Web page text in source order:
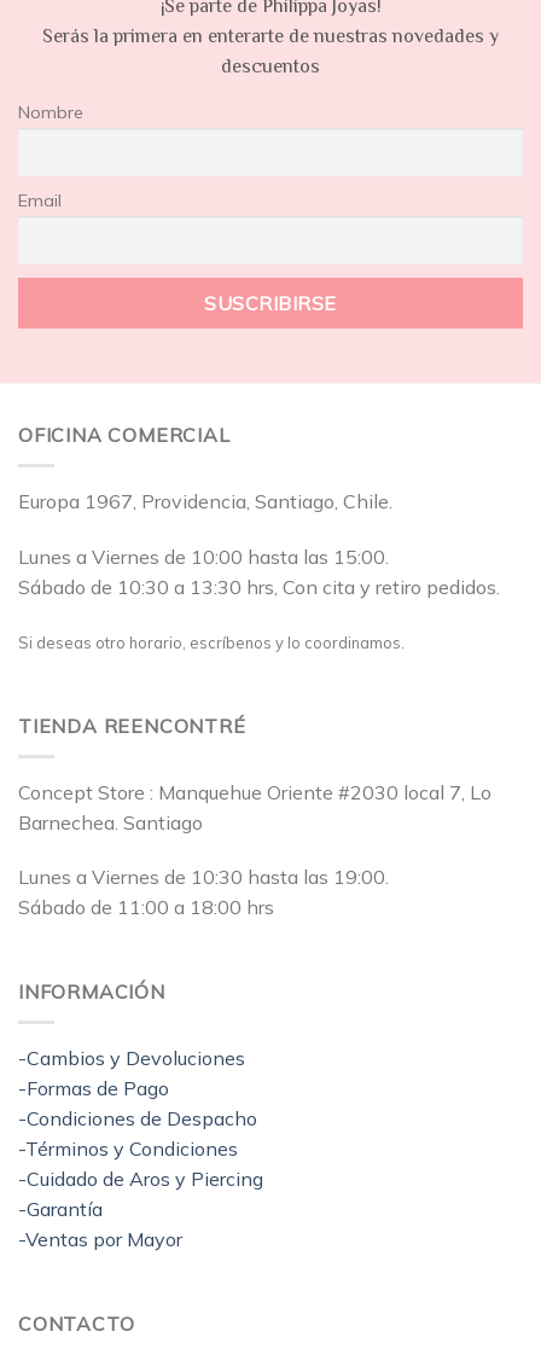
¡Se parte de Philippa Joyas!
Serás la primera en enterarte de nuestras novedades y
descuentos
Nombre
Email
OFICINA COMERCIAL
Europa 1967, Providencia, Santiago, Chile.
Lunes a Viernes de 10:00 hasta las 15:00.
Sábado de 10:30 a 13:30 hrs, Con cita y retiro pedidos.
Si deseas otro horario, escríbenos y lo coordinamos.
TIENDA REENCONTRÉ
Concept Store : Manquehue Oriente #2030 local 7, Lo
Barnechea. Santiago
Lunes a Viernes de 10:30 hasta las 19:00.
Sábado de 11:00 a 18:00 hrs
INFORMACIÓN
-Cambios y Devoluciones
-Formas de Pago
-Condiciones de Despacho
-Términos y Condiciones
-Cuidado de Aros y Piercing
-Garantía
-Ventas por Mayor
CONTACTO